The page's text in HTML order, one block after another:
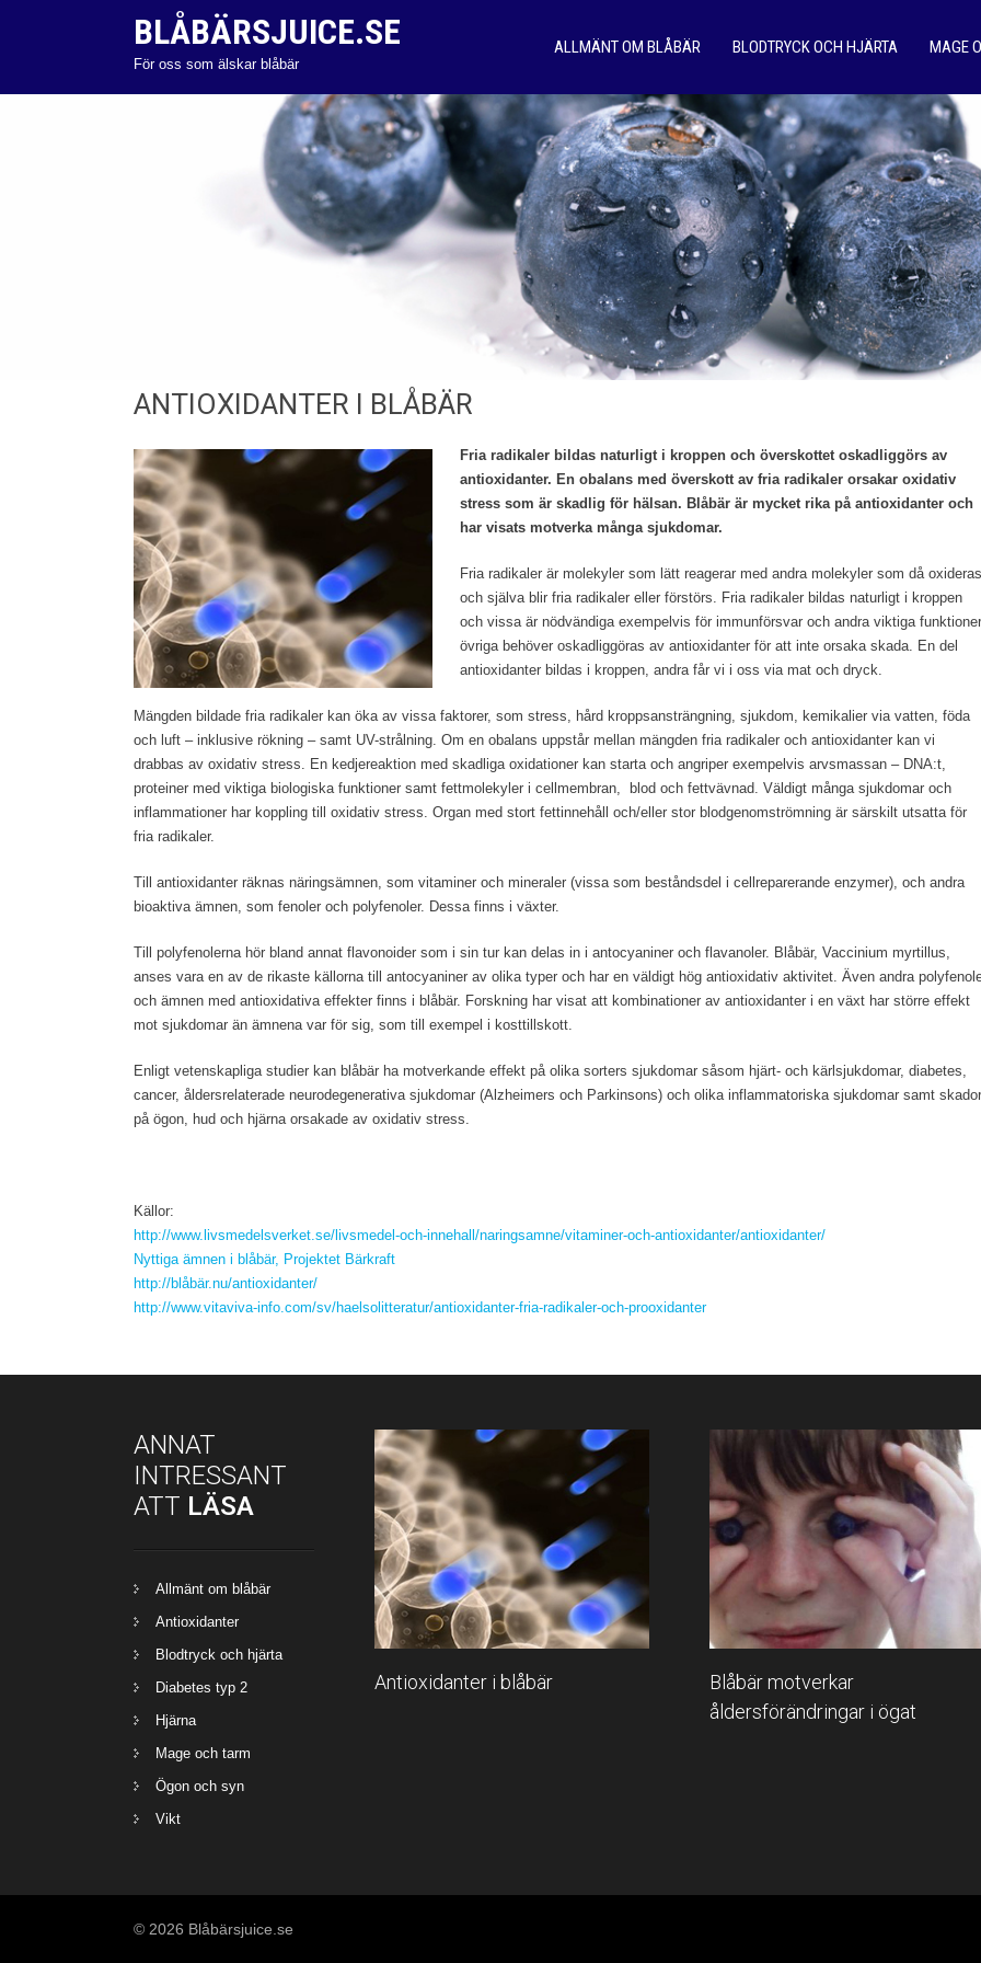
BLÅBÄRSJUICE.SE
För oss som älskar blåbär
ALLMÄNT OM BLÅBÄR BLODTRYCK OCH HJÄRTA MAGE
ANTIOXIDANTER I BLÅBÄR
Fria radikaler bildas naturligt i kroppen och överskottet oskadliggörs av
antioxidanter. En obalans med överskott av fria radikaler orsakar oxidativ
stress som är skadlig för hälsan. Blåbär är mycket rika på antioxidanter och
har visats motverka många sjukdomar.
Fria radikaler är molekyler som lätt reagerar med andra molekyler som då oxideras
och själva blir fria radikaler eller förstörs. Fria radikaler bildas naturligt i kroppen
och vissa är nödvändiga exempelvis för immunförsvar och andra viktiga
övriga behöver oskadliggöras av antioxidanter för att inte orsaka skada. En del
antioxidanter bildas i kroppen, andra får vi i oss via mat och dryck.
Mängden bildade fria radikaler kan öka av vissa faktorer, som stress, hård kroppsansträngning, sjukdom, kemikalier via vatten, föda
och luft – inklusive rökning – samt UV-strålning. Om en obalans uppstår mellan mängden fria radikaler och antioxidanter kan vi
drabbas av oxidativ stress. En kedjereaktion med skadliga oxidationer kan starta och angriper exempelvis arvsmassan – DNA:t,
proteiner med viktiga biologiska funktioner samt fettmolekyler i cellmembran, blod och fettvävnad. Väldigt många sjukdomar och
inflammationer har koppling till oxidativ stress. Organ med stort fettinnehåll och/eller stor blodgenomströmning är särskilt utsatta för
fria radikaler.
Till antioxidanter räknas näringsämnen, som vitaminer och mineraler (vissa som beståndsdel i cellreparerande enzymer), och andra
bioaktiva ämnen, som fenoler och polyfenoler. Dessa finns i växter.
Till polyfenolerna hör bland annat flavonoider som i sin tur kan delas in i antocyaniner och flavanoler. Blåbär, Vaccinium myrtillus,
anses vara en av de rikaste källorna till antocyaniner av olika typer och har en väldigt hög antioxidativ aktivitet. Även andra
och ämnen med antioxidativa effekter finns i blåbär. Forskning har visat att kombinationer av antioxidanter i en växt har större effekt
mot sjukdomar än ämnena var för sig, som till exempel i kosttillskott.
Enligt vetenskapliga studier kan blåbär ha motverkande effekt på olika sorters sjukdomar såsom hjärt- och kärlsjukdomar, diabetes,
cancer, åldersrelaterade neurodegenerativa sjukdomar (Alzheimers och Parkinsons) och olika inflammatoriska sjukdomar samt skador
på ögon, hud och hjärna orsakade av oxidativ stress.
Källor:
http://www.livsmedelsverket.se/livsmedel-och-innehall/naringsamne/vitaminer-och-antioxidanter/antioxidanter/
Nyttiga ämnen i blåbär, Projektet Bärkraft
http://blåbär.nu/antioxidanter/
http://www.vitaviva-info.com/sv/haelsolitteratur/antioxidanter-fria-radikaler-och-prooxidanter
ANNAT
INTRESSANT
ATT LÄSA
Allmänt om blåbär
Antioxidanter
Blodtryck och hjärta
Diabetes typ 2
Hjärna
Mage och tarm
Ögon och syn
Vikt
Antioxidanter i blåbär
Blåbär motverkar
åldersförändringar i ögat
© 2026 Blåbärsjuice.se